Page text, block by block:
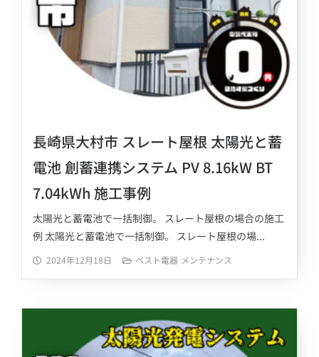
長崎県大村市 スレート屋根 太陽光と蓄
電池 創蓄連携システム PV 8.16kW BT
7.04kWh 施工事例
太陽光と蓄電池で一括制御。 スレート屋根の場合の施工
例 太陽光と蓄電池で一括制御。 スレート屋根の場...
2024年12月18日 ベスト電器 メンテナンス